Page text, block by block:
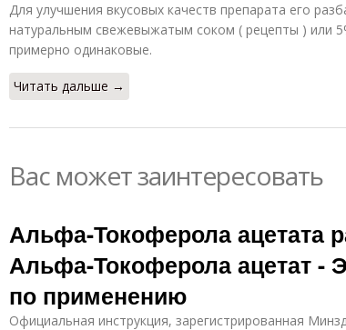
Для улучшения вкусовых качеств препарата его
натуральным свежевыжатым соком ( рецепты ) или
примерно одинаковые.
Читать дальше →
Вас может заинтересовать
Альфа-Токоферола ацетата
Альфа-Токоферола ацетат -
по применению
Официальная инструкция, зарегистрированная